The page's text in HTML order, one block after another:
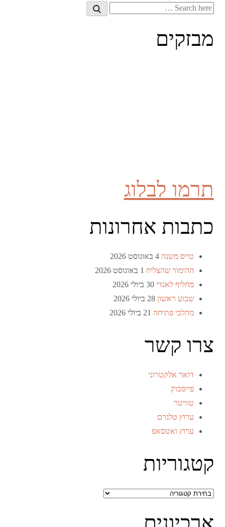
Search
Search
מבזקים
תרמו לבלוג
כתבות אחרונות
טייס משנה 4 באוגוסט 2026
ההימור שהצליח 1 באוגוסט 2026
מחליף לאנדי 30 ביולי 2026
שבוע ראשון 28 ביולי 2026
מהלכי פתיחה 21 ביולי 2026
צרו קשר
דואר אלקטרוני
פייסבוק
טוויטר
ערוץ טלגרם
ערוץ ואטסאפ
קטגוריות
קטגוריות